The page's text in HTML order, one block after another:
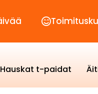
Toimituskulut
Hauskat t-paidat